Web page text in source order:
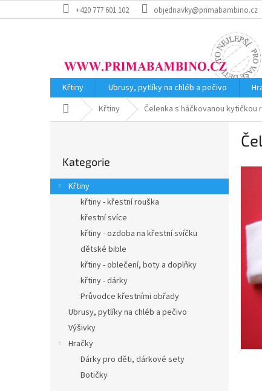
na
+420 777 601 102 objednavky@primabambino.cz
Křtiny Ubrusy, pytlíky na chléb a pečivo
Domů Křtiny Čelenka s háčkovanou kytičkou
r
a
kategorie
Kategorie
Křtiny
křtiny - křestní rouška
křestní svíce
křtiny - ozdoba na křestní svíčku
dětské bible
křtiny - oblečení, boty a doplňky
křtiny - dárky
Průvodce křestními obřady
Ubrusy, pytlíky na chléb a pečivo
Výšivky
Hračky
Dárky pro děti, dárkové sety
Botičky